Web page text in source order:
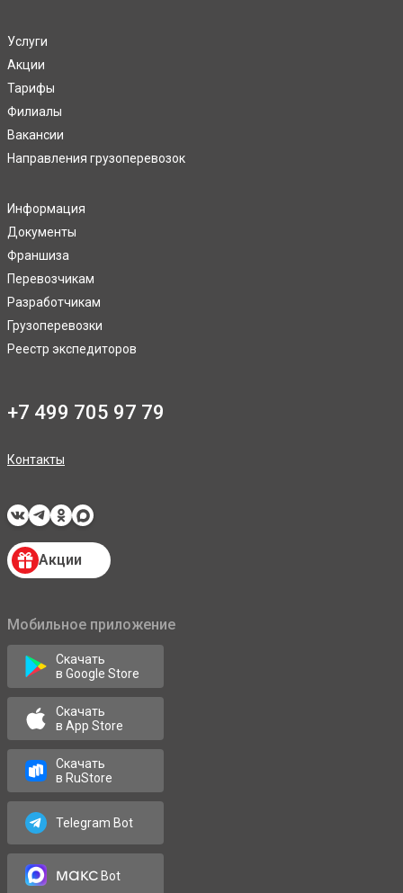
Услуги
Акции
Тарифы
Филиалы
Вакансии
Направления грузоперевозок
Информация
Документы
Франшиза
Перевозчикам
Разработчикам
Грузоперевозки
Реестр экспедиторов
+7 499 705 97 79
Контакты
Акции
Мобильное приложение
Скачать
в Google Store
Скачать
в App Store
Скачать
в RuStore
Telegram Bot
максBot